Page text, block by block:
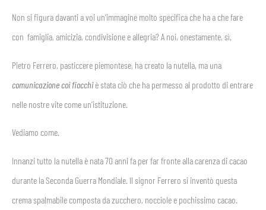
Non si figura davanti a voi un’immagine molto specifica che ha a che fare
con famiglia, amicizia, condivisione e allegria? A noi, onestamente, sì.
Pietro Ferrero, pasticcere piemontese, ha creato la nutella, ma una
comunicazione coi fiocchiè stata ciò che ha permesso al prodotto di entrare
nelle nostre vite come un’istituzione.
Vediamo come.
Innanzi tutto la nutella è nata 70 anni fa per far fronte alla carenza di cacao
durante la Seconda Guerra Mondiale. Il signor Ferrero si inventò questa
crema spalmabile composta da zucchero, nocciole e pochissimo cacao.